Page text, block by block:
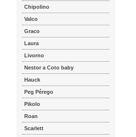
Chipolino
Valco
Graco
Laura
Livorno
Nestor a Coto baby
Hauck
Peg Pérego
Pikolo
Roan
Scarlett